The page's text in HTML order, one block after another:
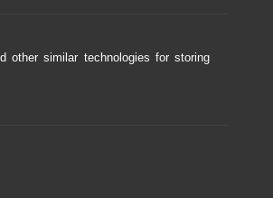
other similar technologies for storing